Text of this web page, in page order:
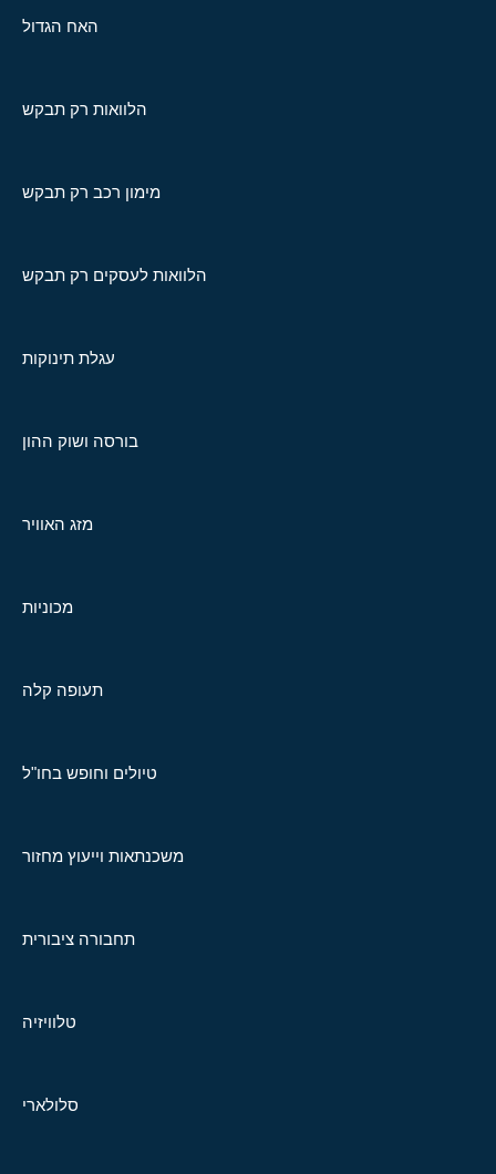
האח הגדול
הלוואות רק תבקש
מימון רכב רק תבקש
הלוואות לעסקים רק תבקש
עגלת תינוקות
בורסה ושוק ההון
מזג האוויר
מכוניות
תעופה קלה
טיולים וחופש בחו"ל
משכנתאות וייעוץ מחזור
תחבורה ציבורית
טלוויזיה
סלולארי